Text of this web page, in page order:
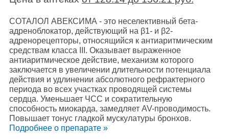
СОТАЛОЛ АВЕКСИМА - это неселективный бета-
адреноблокатор, действующий на β1- и β2-
адренорецепторы, относящийся к антиаритмическим
средствам класса III. Оказывает выраженное
антиаритмическое действие, механизм которого
заключается в увеличении длительности потенциала
действия и удлинении абсолютного рефрактерного
периода во всех участках проводящей системы
сердца. Уменьшает ЧСС и сократительную
способность миокарда, замедляет AV-проводимость.
Повышает тонус гладкой мускулатуры бронхов.
Подробнee о препарате »